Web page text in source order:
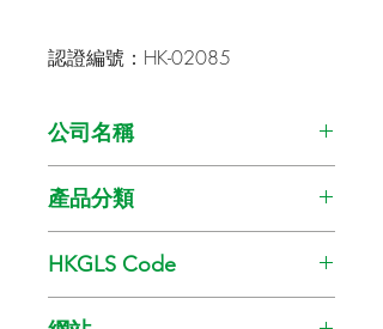
認證編號：HK-02085
公司名稱
產品分類
HKGLS Code